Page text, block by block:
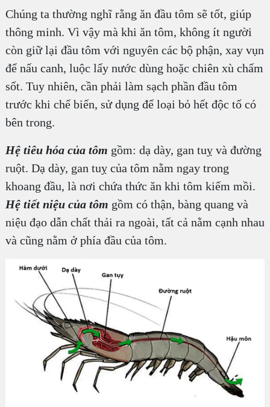
Chúng ta thường nghĩ rằng ăn đầu tôm sẽ tốt, giúp
thông minh. Vì vậy mà khi ăn tôm, không ít người
còn giữ lại đầu tôm với nguyên các bộ phận, xay vụn
để nấu canh, luộc lấy nước dùng hoặc chiên xù chấm
sốt. Tuy nhiên, cần phải làm sạch phần đầu tôm
trước khi chế biến, sử dụng để loại bỏ hết độc tố có
bên trong.
Hệ tiêu hóa của tôm gồm: dạ dày, gan tuỵ và đường
ruột. Dạ dày, gan tuỵ của tôm nằm ngay trong
khoang đầu, là nơi chứa thức ăn khi tôm kiếm mồi.
Hệ tiết niệu của tôm gồm có thận, bàng quang và
niệu đạo dẫn chất thải ra ngoài, tất cả nằm cạnh nhau
và cũng nằm ở phía đầu của tôm.